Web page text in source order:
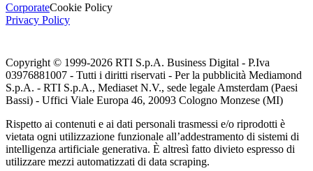
CorporateCookie Policy
Privacy Policy
Copyright © 1999-2026 RTI S.p.A. Business Digital - P.Iva
03976881007 - Tutti i diritti riservati - Per la pubblicità Mediamond
S.p.A. - RTI S.p.A., Mediaset N.V., sede legale Amsterdam (Paesi
Bassi) - Uffici Viale Europa 46, 20093 Cologno Monzese (MI)
Rispetto ai contenuti e ai dati personali trasmessi e/o riprodotti è
vietata ogni utilizzazione funzionale all’addestramento di sistemi di
intelligenza artificiale generativa. È altresì fatto divieto espresso di
utilizzare mezzi automatizzati di data scraping.